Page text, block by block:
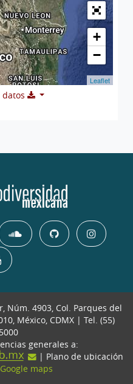
+
−
Leaflet
datos
Núm. 4903, Col. Parques del
México, CDMX | Tel. (55)
generales a:
| Plano de ubicación
Google maps